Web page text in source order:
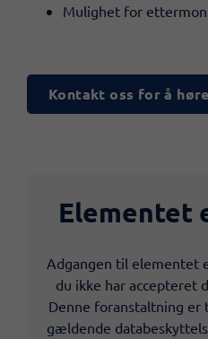
Mulighet for
Kontakt oss for å
Elementet
Adgangen til elementet
du ikke har accepteret
Denne foranstaltning
gældende